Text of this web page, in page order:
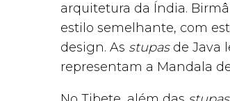
arquitetura da Índia.
estilo semelhante, com
design. As stupasde Java
representam a Mandala